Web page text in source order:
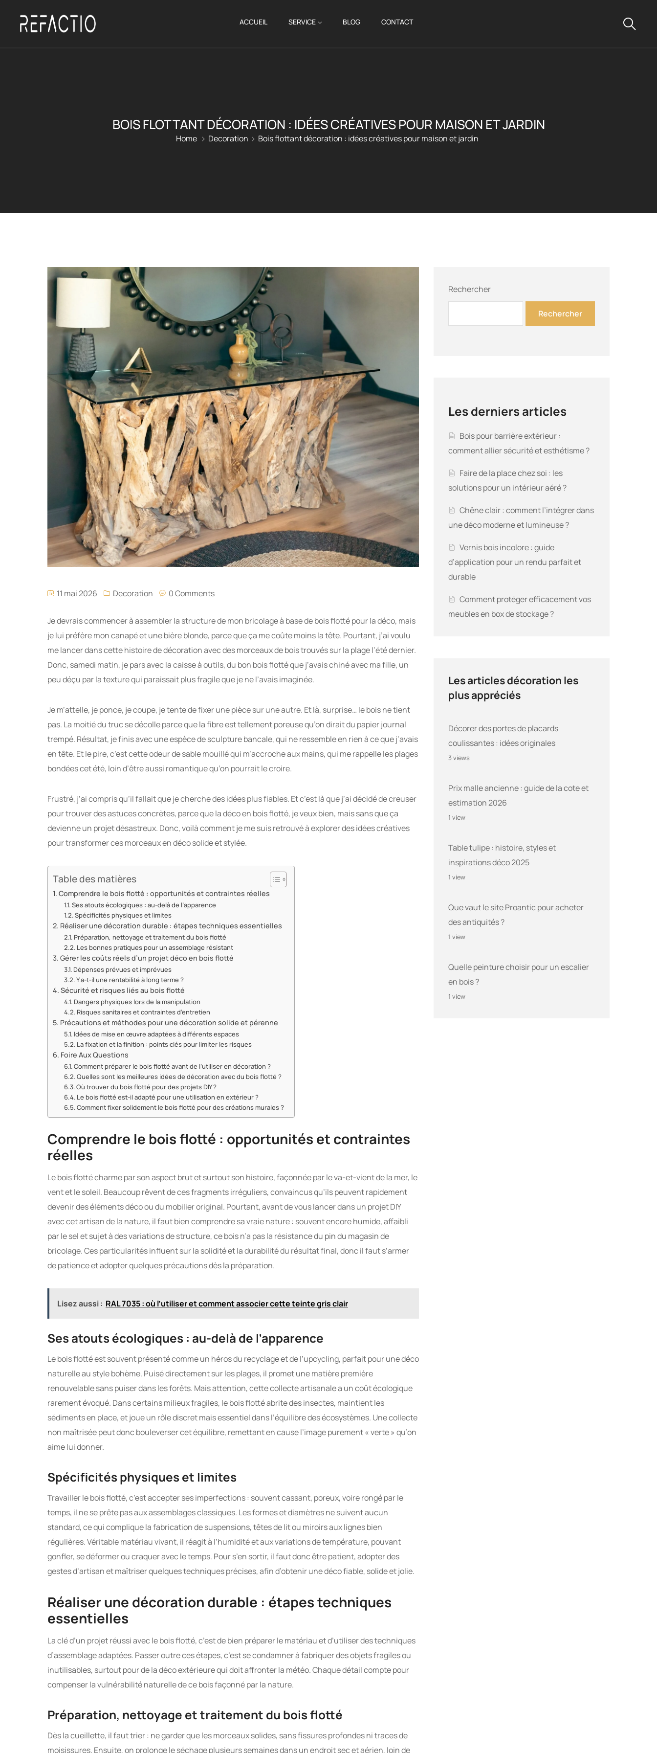
ACCUEIL SERVICE BLOG CONTACT
BOIS FLOTTANT DÉCORATION : IDÉES CRÉATIVES POUR MAISON ET JARDIN
Home Decoration Bois flottant décoration : idées créatives pour maison et jardin
11 mai 2026 Decoration 0 Comments
Je devrais commencer à assembler la structure de mon bricolage à base de bois flotté pour la déco, mais
je lui préfère mon canapé et une bière blonde, parce que ça me coûte moins la tête. Pourtant, j’ai voulu
me lancer dans cette histoire de décoration avec des morceaux de bois trouvés sur la plage l’été dernier.
Donc, samedi matin, je pars avec la caisse à outils, du bon bois flotté que j’avais chiné avec ma fille, un
peu déçu par la texture qui paraissait plus fragile que je ne l’avais imaginée.
Je m’attelle, je ponce, je coupe, je tente de fixer une pièce sur une autre. Et là, surprise… le bois ne tient
pas. La moitié du truc se décolle parce que la fibre est tellement poreuse qu’on dirait du papier journal
trempé. Résultat, je finis avec une espèce de sculpture bancale, qui ne ressemble en rien à ce que j’avais
en tête. Et le pire, c’est cette odeur de sable mouillé qui m’accroche aux mains, qui me rappelle les plages
bondées cet été, loin d’être aussi romantique qu’on pourrait le croire.
Frustré, j’ai compris qu’il fallait que je cherche des idées plus fiables. Et c’est là que j’ai décidé de creuser
pour trouver des astuces concrètes, parce que la déco en bois flotté, je veux bien, mais sans que ça
devienne un projet désastreux. Donc, voilà comment je me suis retrouvé à explorer des idées créatives
pour transformer ces morceaux en déco solide et stylée.
Table des matières
Comprendre le bois flotté : opportunités et contraintes réelles
Ses atouts écologiques : au-delà de l’apparence
Spécificités physiques et limites
Réaliser une décoration durable : étapes techniques essentielles
Préparation, nettoyage et traitement du bois flotté
Les bonnes pratiques pour un assemblage résistant
Gérer les coûts réels d’un projet déco en bois flotté
Dépenses prévues et imprévues
Y a-t-il une rentabilité à long terme ?
Sécurité et risques liés au bois flotté
Dangers physiques lors de la manipulation
Risques sanitaires et contraintes d’entretien
Précautions et méthodes pour une décoration solide et pérenne
Idées de mise en œuvre adaptées à différents espaces
La fixation et la finition : points clés pour limiter les risques
Foire Aux Questions
Comment préparer le bois flotté avant de l’utiliser en décoration ?
Quelles sont les meilleures idées de décoration avec du bois flotté ?
Où trouver du bois flotté pour des projets DIY ?
Le bois flotté est-il adapté pour une utilisation en extérieur ?
Comment fixer solidement le bois flotté pour des créations murales ?
Comprendre le bois flotté : opportunités et contraintes
réelles
Le bois flotté charme par son aspect brut et surtout son histoire, façonnée par le va-et-vient de la mer, le
vent et le soleil. Beaucoup rêvent de ces fragments irréguliers, convaincus qu’ils peuvent rapidement
devenir des éléments déco ou du mobilier original. Pourtant, avant de vous lancer dans un projet DIY
avec cet artisan de la nature, il faut bien comprendre sa vraie nature : souvent encore humide, affaibli
par le sel et sujet à des variations de structure, ce bois n’a pas la résistance du pin du magasin de
bricolage. Ces particularités influent sur la solidité et la durabilité du résultat final, donc il faut s’armer
de patience et adopter quelques précautions dès la préparation.
Lisez aussi : RAL 7035 : où l’utiliser et comment associer cette teinte gris clair
Ses atouts écologiques : au-delà de l’apparence
Le bois flotté est souvent présenté comme un héros du recyclage et de l’upcycling, parfait pour une déco
naturelle au style bohème. Puisé directement sur les plages, il promet une matière première
renouvelable sans puiser dans les forêts. Mais attention, cette collecte artisanale a un coût écologique
rarement évoqué. Dans certains milieux fragiles, le bois flotté abrite des insectes, maintient les
sédiments en place, et joue un rôle discret mais essentiel dans l’équilibre des écosystèmes. Une collecte
non maîtrisée peut donc bouleverser cet équilibre, remettant en cause l’image purement « verte » qu’on
aime lui donner.
Spécificités physiques et limites
Travailler le bois flotté, c’est accepter ses imperfections : souvent cassant, poreux, voire rongé par le
temps, il ne se prête pas aux assemblages classiques. Les formes et diamètres ne suivent aucun
standard, ce qui complique la fabrication de suspensions, têtes de lit ou miroirs aux lignes bien
régulières. Véritable matériau vivant, il réagit à l’humidité et aux variations de température, pouvant
gonfler, se déformer ou craquer avec le temps. Pour s’en sortir, il faut donc être patient, adopter des
gestes d’artisan et maîtriser quelques techniques précises, afin d’obtenir une déco fiable, solide et jolie.
Réaliser une décoration durable : étapes techniques
essentielles
La clé d’un projet réussi avec le bois flotté, c’est de bien préparer le matériau et d’utiliser des techniques
d’assemblage adaptées. Passer outre ces étapes, c’est se condamner à fabriquer des objets fragiles ou
inutilisables, surtout pour de la déco extérieure qui doit affronter la météo. Chaque détail compte pour
compenser la vulnérabilité naturelle de ce bois façonné par la nature.
Préparation, nettoyage et traitement du bois flotté
Dès la cueillette, il faut trier : ne garder que les morceaux solides, sans fissures profondes ni traces de
moisissures. Ensuite, on prolonge le séchage plusieurs semaines dans un endroit sec et aérien, loin de
Rechercher
Rechercher
Les derniers articles
Bois pour barrière extérieur :
comment allier sécurité et esthétisme ?
Faire de la place chez soi : les
solutions pour un intérieur aéré ?
Chêne clair : comment l’intégrer dans
une déco moderne et lumineuse ?
Vernis bois incolore : guide
d’application pour un rendu parfait et
durable
Comment protéger efficacement vos
meubles en box de stockage ?
Les articles décoration les
plus appréciés
Décorer des portes de placards
coulissantes : idées originales
3 views
Prix malle ancienne : guide de la cote et
estimation 2026
1 view
Table tulipe : histoire, styles et
inspirations déco 2025
1 view
Que vaut le site Proantic pour acheter
des antiquités ?
1 view
Quelle peinture choisir pour un escalier
en bois ?
1 view